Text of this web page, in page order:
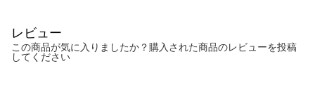
レビュー
この商品が気に入りましたか？購入された商品のレビューを投稿
してください